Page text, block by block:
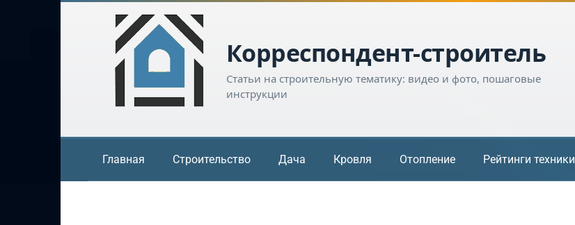
Корреспондент-строитель
Статьи на строительную тематику: видео и фото, пошаговые
инструкции
Главная Строительство Дача Кровля Отопление Рейтинги техники